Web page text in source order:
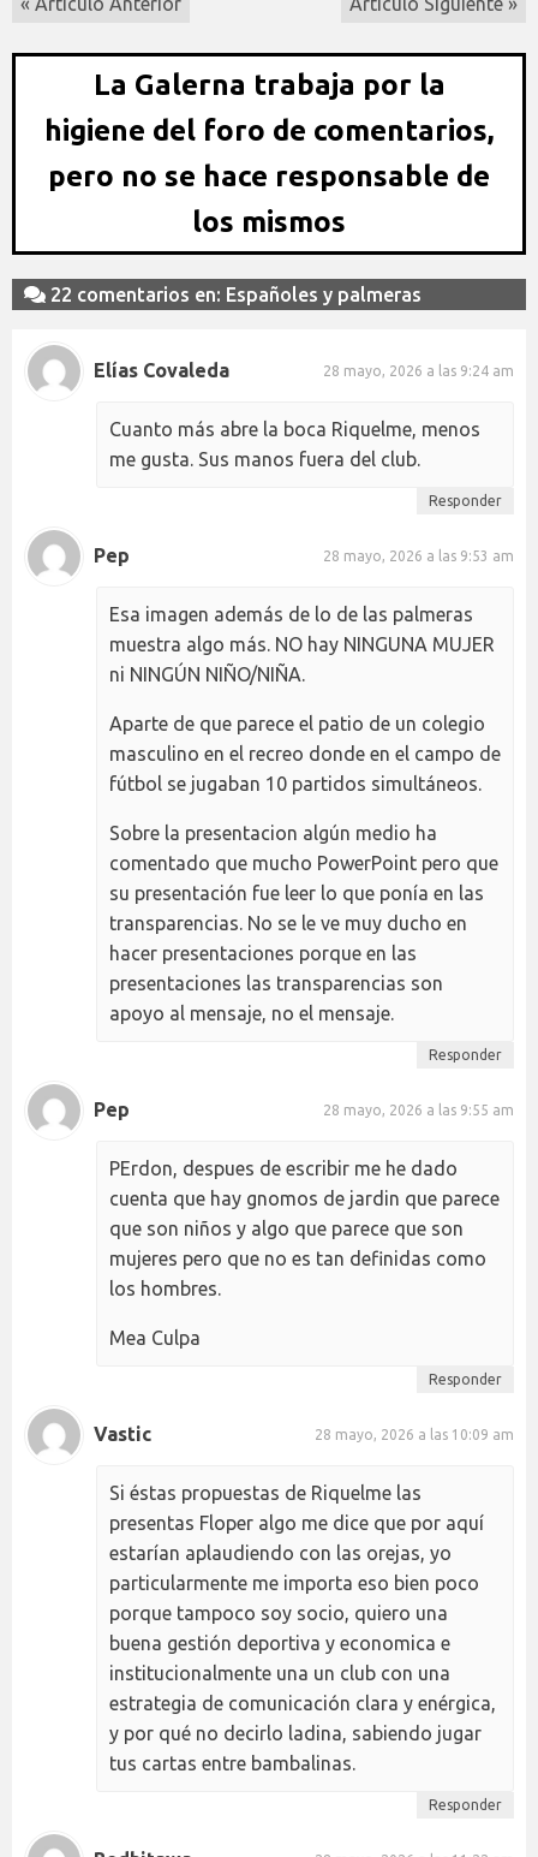
La Galerna trabaja por la
higiene del foro de comentarios,
pero no se hace responsable de
los mismos
22 comentarios en: Españoles y palmeras
Elías Covaleda 28 mayo, 2026 a las 9:24 am
Cuanto más abre la boca Riquelme, menos
me gusta. Sus manos fuera del club.
Responder
Pep 28 mayo, 2026 a las 9:53 am
Esa imagen además de lo de las palmeras
muestra algo más. NO hay NINGUNA MUJER
ni NINGÚN NIÑO/NIÑA.
Aparte de que parece el patio de un colegio
masculino en el recreo donde en el campo de
fútbol se jugaban 10 partidos simultáneos.
Sobre la presentacion algún medio ha
comentado que mucho PowerPoint pero que
su presentación fue leer lo que ponía en las
transparencias. No se le ve muy ducho en
hacer presentaciones porque en las
presentaciones las transparencias son
apoyo al mensaje, no el mensaje.
Responder
Pep 28 mayo, 2026 a las 9:55 am
PErdon, despues de escribir me he dado
cuenta que hay gnomos de jardin que parece
que son niños y algo que parece que son
mujeres pero que no es tan definidas como
los hombres.
Mea Culpa
Responder
Vastic 28 mayo, 2026 a las 10:09 am
Si éstas propuestas de Riquelme las
presentas Floper algo me dice que por aquí
estarían aplaudiendo con las orejas, yo
particularmente me importa eso bien poco
porque tampoco soy socio, quiero una
buena gestión deportiva y economica e
institucionalmente una un club con una
estrategia de comunicación clara y enérgica,
y por qué no decirlo ladina, sabiendo jugar
tus cartas entre bambalinas.
Responder